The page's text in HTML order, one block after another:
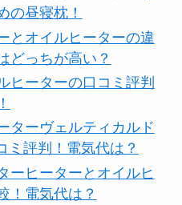
の昼寝枕！
とオイルヒーターの違
どっちが高い？
ヒーターの口コミ評判
ターヴェルティカルド
ミ評判！電気代は？
ーヒーターとオイルヒ
！電気代は？